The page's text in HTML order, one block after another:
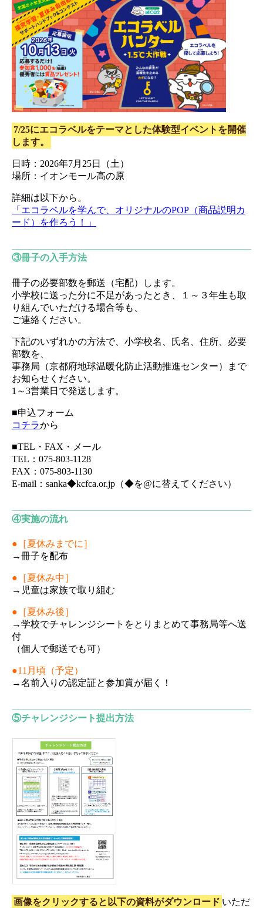
7/25にエコラベルをテーマとした体験型イベントを開催
します。
日時：2026年7月25日（土）
場所：イオンモール高の原
詳細は以下から。
「エコラベルを学んで、オリジナルのPOP（商品説明カ
ード）を作ろう！」
③冊子の入手方法
冊子の必要部数を郵送（宅配）します。
小学校に送った分に不足があったとき、１～３年生も取
り組んでいただける場合等も、
ご連絡ください。
下記のいずれかの方法で、小学校名、氏名、住所、必要
部数を、
事務局（京都府地球温暖化防止活動推進センター）まで
お知らせください。
1～3営業日で発送します。
■申込フォーム
コチラから
■TEL・FAX・メール
TEL：075-803-1128
FAX：075-803-1130
E-mail：sanka◆kcfca.or.jp（◆を@に替えてください）
④実施の流れ
●［夏休みまでに］
→冊子を配布
●［夏休み中］
→児童は家族で取り組む
●［夏休み後］
→学校でチャレンジシートをとりまとめて事務局等へ送
付
（個人で郵送でも可）
●11月頃（予定）
→名前入りの認定証と参加賞が届く！
⑤チャレンジシート提出方法
画像をクリックすると以下の資料がダウンロード いただ